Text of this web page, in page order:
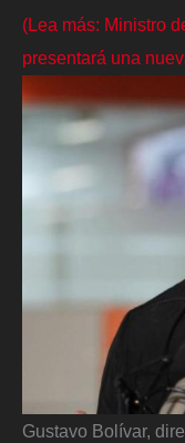
(Lea más: Ministro
presentará una
Gustavo Bolívar,